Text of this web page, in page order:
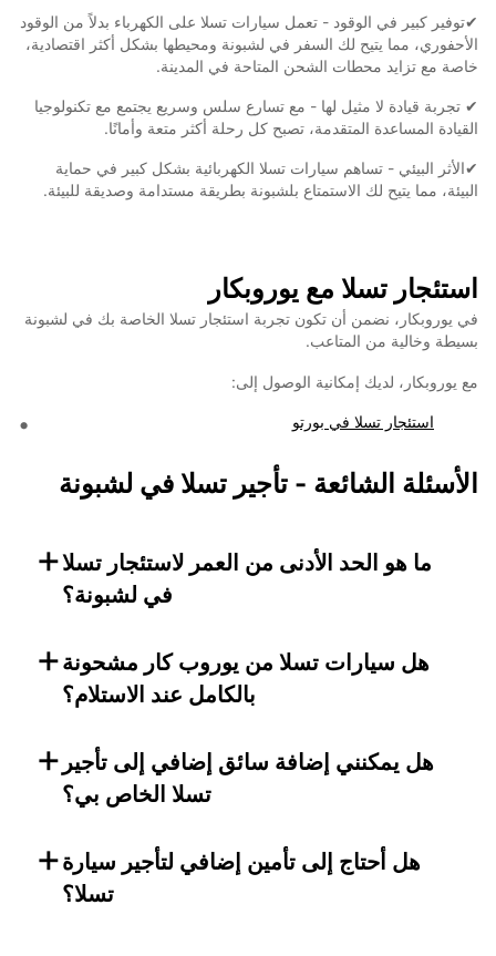
✔توفير كبير في الوقود - تعمل سيارات تسلا على الكهرباء بدلاً من الوقود
الأحفوري، مما يتيح لك السفر في لشبونة ومحيطها بشكل أكثر اقتصادية،
خاصة مع تزايد محطات الشحن المتاحة في المدينة.
✔ تجربة قيادة لا مثيل لها - مع تسارع سلس وسريع يجتمع مع تكنولوجيا
القيادة المساعدة المتقدمة، تصبح كل رحلة أكثر متعة وأمانًا.
✔الأثر البيئي - تساهم سيارات تسلا الكهربائية بشكل كبير في حماية
البيئة، مما يتيح لك الاستمتاع بلشبونة بطريقة مستدامة وصديقة للبيئة.
استئجار تسلا مع يوروبكار
في يوروبكار، نضمن أن تكون تجربة استئجار تسلا الخاصة بك في لشبونة
بسيطة وخالية من المتاعب.
مع يوروبكار، لديك إمكانية الوصول إلى:
استئجار تسلا في بورتو
الأسئلة الشائعة - تأجير تسلا في لشبونة
ما هو الحد الأدنى من العمر لاستئجار تسلا
في لشبونة؟
+
هل سيارات تسلا من يوروب كار مشحونة
بالكامل عند الاستلام؟
+
هل يمكنني إضافة سائق إضافي إلى تأجير
تسلا الخاص بي؟
+
هل أحتاج إلى تأمين إضافي لتأجير سيارة
تسلا؟
+